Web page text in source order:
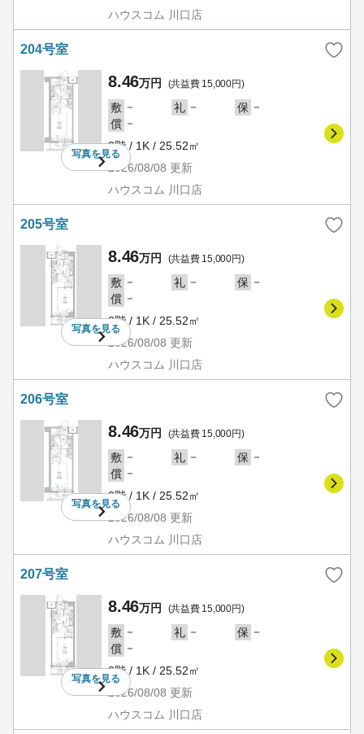
ハウスコム 川口店
204号室
写真を見る
8.46万円 (共益費 15,000円)
敷 － 礼 － 保 －
償 －
2階 / 1K / 25.52㎡
2026/08/08 更新
ハウスコム 川口店
205号室
写真を見る
8.46万円 (共益費 15,000円)
敷 － 礼 － 保 －
償 －
2階 / 1K / 25.52㎡
2026/08/08 更新
ハウスコム 川口店
206号室
写真を見る
8.46万円 (共益費 15,000円)
敷 － 礼 － 保 －
償 －
2階 / 1K / 25.52㎡
2026/08/08 更新
ハウスコム 川口店
207号室
写真を見る
8.46万円 (共益費 15,000円)
敷 － 礼 － 保 －
償 －
2階 / 1K / 25.52㎡
2026/08/08 更新
ハウスコム 川口店